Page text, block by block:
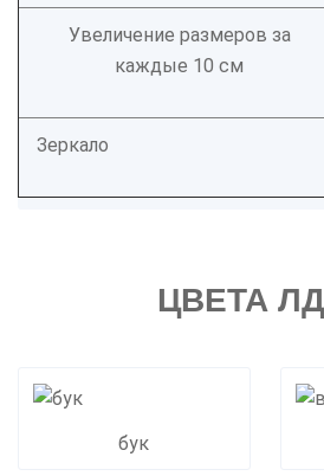
Увеличение размеров за
каждые 10 см
Зеркало
ЦВЕТА
бук